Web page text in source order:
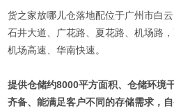
货之家放哪儿仓落地配位于广州市白
石井大道、广花路、夏花路、机场路
机场高速、华南快速。
提供仓储约8000平方面积、仓储环境
齐备、能满足客户不同的存储需求，